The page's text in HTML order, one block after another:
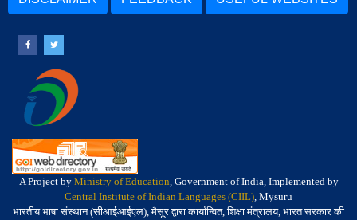
A Project by Ministry of Education, Government of India, Implemented by
Central Institute of Indian Languages (CIIL), Mysuru
भारतीय भाषा संस्थान (सीआईआईएल), मैसूर द्वारा कार्यान्वित, शिक्षा मंत्रालय, भारत सरकार की